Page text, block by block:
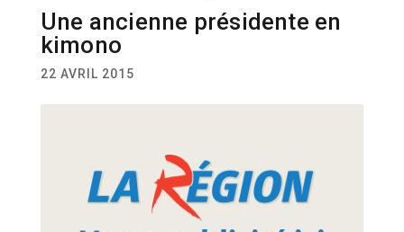
Une ancienne présidente en
kimono
22 AVRIL 2015